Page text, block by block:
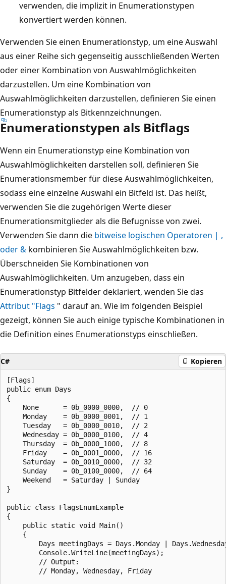
verwenden, die implizit in Enumerationstypen
konvertiert werden können.
Verwenden Sie einen Enumerationstyp, um eine Auswahl
aus einer Reihe sich gegenseitig ausschließenden Werten
oder einer Kombination von Auswahlmöglichkeiten
darzustellen. Um eine Kombination von
Auswahlmöglichkeiten darzustellen, definieren Sie einen
Enumerationstyp als Bitkennzeichnungen.
Enumerationstypen als Bitflags
Wenn ein Enumerationstyp eine Kombination von
Auswahlmöglichkeiten darstellen soll, definieren Sie
Enumerationsmember für diese Auswahlmöglichkeiten,
sodass eine einzelne Auswahl ein Bitfeld ist. Das heißt,
verwenden Sie die zugehörigen Werte dieser
Enumerationsmitglieder als die Befugnisse von zwei.
Verwenden Sie dann die bitweise logischen Operatoren | ,
oder& kombinieren Sie Auswahlmöglichkeiten bzw.
Überschneiden Sie Kombinationen von
Auswahlmöglichkeiten. Um anzugeben, dass ein
Enumerationstyp Bitfelder deklariert, wenden Sie das
Attribut "Flags " darauf an. Wie im folgenden Beispiel
gezeigt, können Sie auch einige typische Kombinationen in
die Definition eines Enumerationstyps einschließen.
C# Kopieren
[Flags]
public enum Days
{
    None      = 0b_0000_0000,  // 0
    Monday    = 0b_0000_0001,  // 1
    Tuesday   = 0b_0000_0010,  // 2
    Wednesday = 0b_0000_0100,  // 4
    Thursday  = 0b_0000_1000,  // 8
    Friday    = 0b_0001_0000,  // 16
    Saturday  = 0b_0010_0000,  // 32
    Sunday    = 0b_0100_0000,  // 64
    Weekend   = Saturday | Sunday
}
public class FlagsEnumExample
{
    public static void Main()
    {
Days meetingDays = Days.Monday |
        Console.WriteLine(meetingDays);
        // Output:
        // Monday, Wednesday, Friday